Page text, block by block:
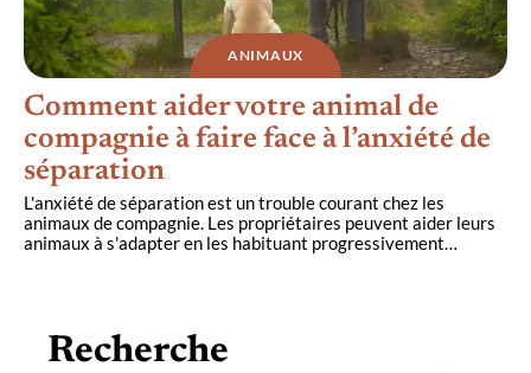
ANIMAUX
Comment aider votre animal de
compagnie à faire face à l’anxiété de
séparation
L'anxiété de séparation est un trouble courant chez les
animaux de compagnie. Les propriétaires peuvent aider leurs
animaux à s'adapter en les habituant progressivement…
Recherche